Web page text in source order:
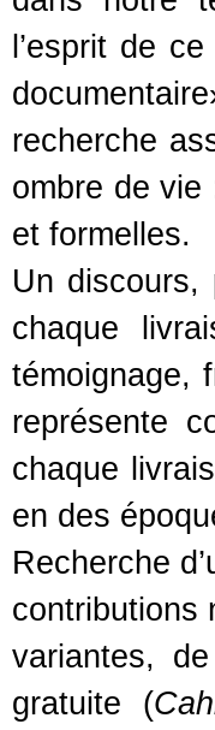
l’esprit de
recherche
ombre de
et formelles.
Un
chaque
témoignage,
représente
chaque
en des
Recherche
contributions
variantes,
gratuite (